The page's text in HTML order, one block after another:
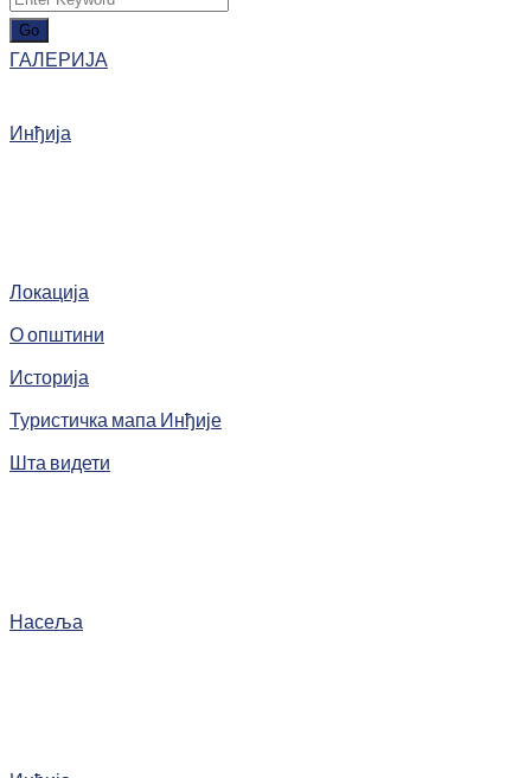
ГАЛЕРИЈА
Инђија
Локација
О општини
Историја
Туристичка мапа Инђије
Шта видети
Насеља